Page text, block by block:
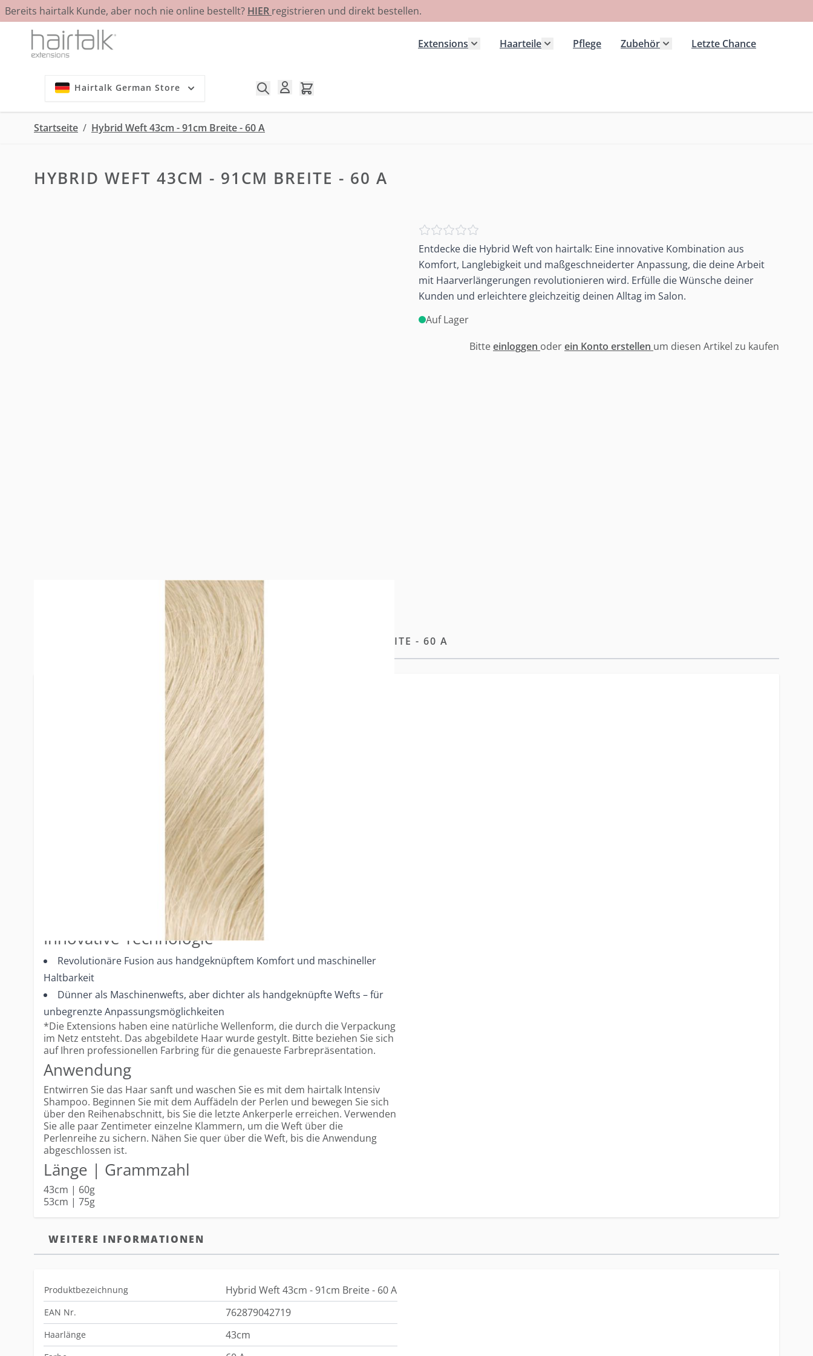
Bereits hairtalk Kunde, aber noch nie online bestellt? HIER registrieren und direkt bestellen.
Zum Inhalt springen
Extensions
Haarteile
Pflege
Zubehör
Letzte Chance
Hairtalk German Store
Startseite / Hybrid Weft 43cm - 91cm Breite - 60 A
HYBRID WEFT 43CM - 91CM BREITE - 60 A
Entdecke die Hybrid Weft von hairtalk: Eine innovative Kombination aus
Komfort, Langlebigkeit und maßgeschneiderter Anpassung, die deine Arbeit
mit Haarverlängerungen revolutionieren wird. Erfülle die Wünsche deiner
Kunden und erleichtere gleichzeitig deinen Alltag im Salon.
Auf Lager
Bitteeinloggen oderein Konto erstellen um diesen Artikel zu kaufen
BESCHREIBUNGHYBRID WEFT 43CM - 91CM BREITE - 60 A
Unsere Hybrid Weft – Komfort, Haltbarkeit und Anpassungsfähigkeit.
KOMFORT & HALTBARKEIT
Premium-Merkmale
Unauffällige, leichte und strapazierfähige Weft-Naht
Kein Rückhaar – verhindert Verfilzen und Verknoten
Double-Drawn-Design für Fülle von der Wurzel bis zu den Spitzen
91cm Breite für maximale Anpassungsmöglichkeiten
Durchschnittlich 2–3 Packungen pro Kopf, je nach gewünschtem Ergebnis.
Höchste Qualität
Intakte und versiegelte Schuppenschicht für optimale Haltbarkeit
Volles Haar von der Wurzel bis zu den Spitzen
Widerstandsfähig und langlebig
Innovative Technologie
Revolutionäre Fusion aus handgeknüpftem Komfort und maschineller
Haltbarkeit
Dünner als Maschinenwefts, aber dichter als handgeknüpfte Wefts – für
unbegrenzte Anpassungsmöglichkeiten
*Die Extensions haben eine natürliche Wellenform, die durch die Verpackung
im Netz entsteht. Das abgebildete Haar wurde gestylt. Bitte beziehen Sie sich
auf Ihren professionellen Farbring für die genaueste Farbrepräsentation.
Anwendung
Entwirren Sie das Haar sanft und waschen Sie es mit dem hairtalk Intensiv
Shampoo. Beginnen Sie mit dem Auffädeln der Perlen und bewegen Sie sich
über den Reihenabschnitt, bis Sie die letzte Ankerperle erreichen. Verwenden
Sie alle paar Zentimeter einzelne Klammern, um die Weft über die
Perlenreihe zu sichern. Nähen Sie quer über die Weft, bis die Anwendung
abgeschlossen ist.
Länge | Grammzahl
43cm | 60g
53cm | 75g
WEITERE INFORMATIONEN
Produktbezeichnung Hybrid Weft 43cm - 91cm Breite - 60 A
EAN Nr. 762879042719
Haarlänge 43cm